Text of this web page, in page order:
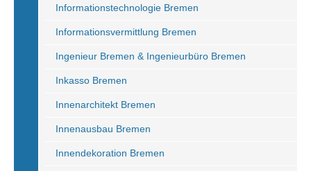
Informationstechnologie Bremen
Informationsvermittlung Bremen
Ingenieur Bremen & Ingenieurbüro Bremen
Inkasso Bremen
Innenarchitekt Bremen
Innenausbau Bremen
Innendekoration Bremen